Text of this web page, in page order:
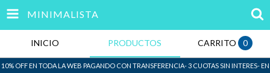
MINIMALISTA
INICIO PRODUCTOS CARRITO 0
10% OFF EN TODA LA WEB PAGANDO CON TRANSFERENCIA- 3 CUOTAS SIN INTERES- EN